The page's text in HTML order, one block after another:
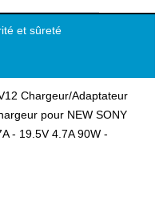
et sûreté
Chargeur/Adaptateur
pour NEW SONY
- 19.5V 4.7A 90W -